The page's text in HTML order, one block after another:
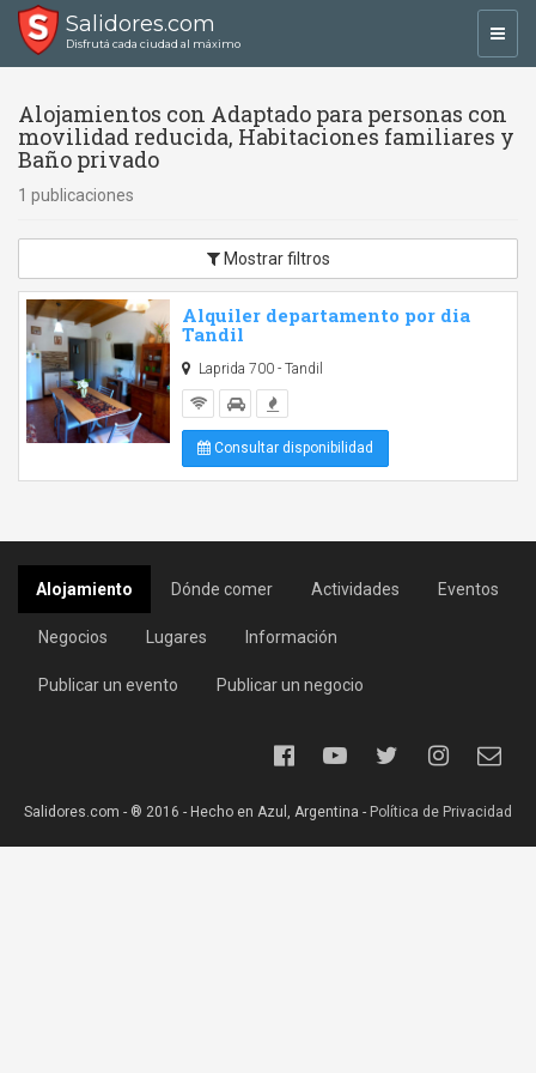
Salidores.com
Disfrutá cada ciudad al máximo
Alojamientos con Adaptado para personas con
movilidad reducida, Habitaciones familiares y
Baño privado
1 publicaciones
Mostrar filtros
Alquiler departamento por dia
Tandil
Laprida 700 - Tandil
Consultar disponibilidad
Alojamiento Dónde comer Actividades Eventos
Negocios Lugares Información
Publicar un evento Publicar un negocio
Salidores.com - ® 2016 - Hecho en Azul, Argentina - Política de Privacidad